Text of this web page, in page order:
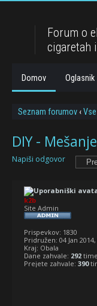
Forum o
cigaretah
Domov Oglasnik
Seznam forumov ‹
DIY -
Napiši odgovor
k2b
Site Admin
Prispevkov: 1830
Pridružen: 04 Jan
Kraj: Obala
Dane zahvale: 292
Prejete zahvale: 390